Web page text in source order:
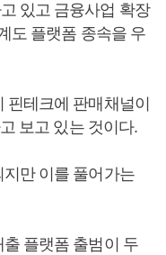
있고 금융사업 확장
도 플랫폼 종속을 우
테크에 판매채널이
보고 있는 것이다.
만 이를 풀어가는
플랫폼 출범이 두